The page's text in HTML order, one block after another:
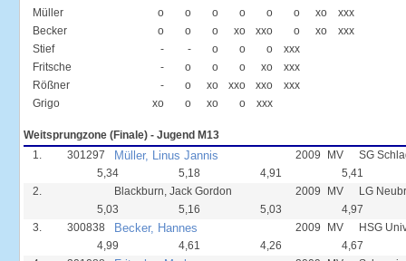
Müller
o o o o o o xo
xxx
Becker
o o o xo xxo o xo
xxx
Stief
- - o o o
xxx
Fritsche
- o o o xo
xxx
Rößner
- o xo xxo xxo
xxx
Grigo
xo o xo o xxx
Weitsprungzone (Finale) - Jugend M13
1.
301297 Müller, Linus Jannis 2009 MV
SG
5,34
5,18 4,91
5,41
2.
Blackburn, Jack Gordon 2009 MV
LG
5,03
5,16 5,03
4,97
3.
300838 Becker, Hannes 2009 MV
HSG
4,99
4,61 4,26
4,67